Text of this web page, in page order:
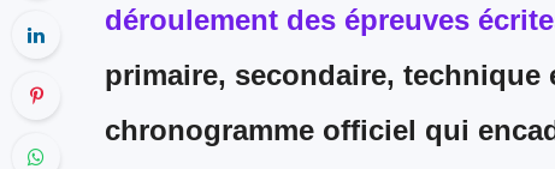
déroulement des épreuves
primaire, secondaire, technique
chronogramme officiel qui